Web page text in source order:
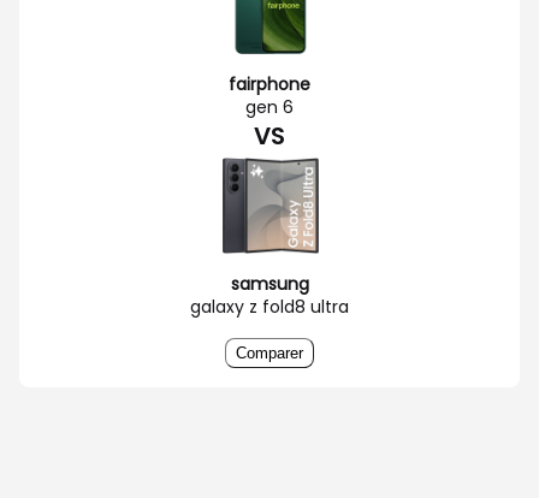
fairphone
gen 6
VS
samsung
galaxy z fold8 ultra
Comparer